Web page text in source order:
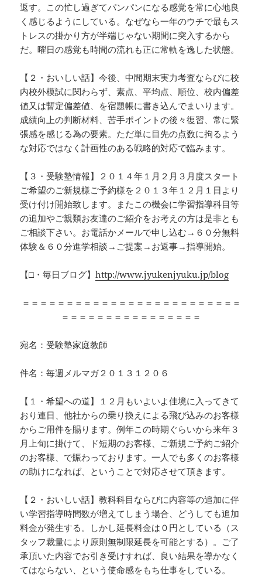
返す。この忙し過ぎてパンパンになる感覚を常に心地良
く感じるようにしている。なぜなら一年のウチで最もス
トレスの掛かり方が半端じゃない期間に突入するから
だ。曜日の感覚も時間の流れも正に常軌を逸した状態。
【２・おいしい話】今後、中間期末実力考査ならびに校
内校外模試に関わらず、素点、平均点、順位、校内偏差
値又は暫定偏差値、を宿題帳に書き込んでまいります。
成績向上の判断材料、苦手ポイントの後々復習、常に緊
張感を感じる為の要素。ただ単に目先の点数に拘るよう
な対応ではなく計画性のある戦略的対応で臨みます。
【３・受験塾情報】２０１４年１月２月３月度スタート
ご希望のご新規様ご予約様を２０１３年１２月１日より
受け付け開始致します。またこの機会に学習指導科目等
の追加やご親類お友達のご紹介をお考えの方は是非とも
ご相談下さい。お電話かメールで申し込む→６０分無料
体験＆６０分進学相談→ご提案→お返事→指導開始。
【□・毎日ブログ】http://www.jyukenjyuku.jp/blog
＝＝＝＝＝＝＝＝＝＝＝＝＝＝＝＝＝＝＝＝＝＝＝＝＝
＝＝＝＝＝＝＝＝＝＝＝＝＝＝＝＝
宛名：受験塾家庭教師
件名：毎週メルマガ２０１３１２０６
【１・希望への道】１２月もいよいよ佳境に入ってきて
おり連日、他社からの乗り換えによる飛び込みのお客様
からご用件を賜ります。例年この時期ぐらいから来年３
月上旬に掛けて、ド短期のお客様、ご新規ご予約ご紹介
のお客様、で賑わっております。一人でも多くのお客様
の助けになれば、ということで対応させて頂きます。
【２・おいしい話】教科科目ならびに内容等の追加に伴
い学習指導時間数が増えてしまう場合、どうしても追加
料金が発生する。しかし延長料金は０円としている（ス
タッフ裁量により原則無制限延長を可能とする）。ご了
承頂いた内容でお引き受けすれば、良い結果を導かなく
てはならない、という使命感をもち仕事をしている。